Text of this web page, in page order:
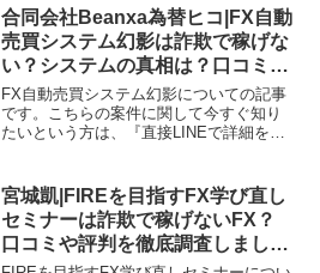
という方は、自分が実際にやっていて、
稼げている案...
合同会社Beanxa為替ヒコ|FX自動
売買システム幻影は詐欺で稼げな
い？システムの真相は？口コミや
評判を徹底調査しました！
FX自動売買システム幻影についての記事
です。こちらの案件に関して今すぐ知り
たいという方は、『直接LINEで詳細をお
いう方にも、自分が実際にやっていて、
稼げている案件を無料...
宮城凱|FIREを目指すFX学び直し
セミナーは詐欺で稼げないFX？
口コミや評判を徹底調査しまし
た！